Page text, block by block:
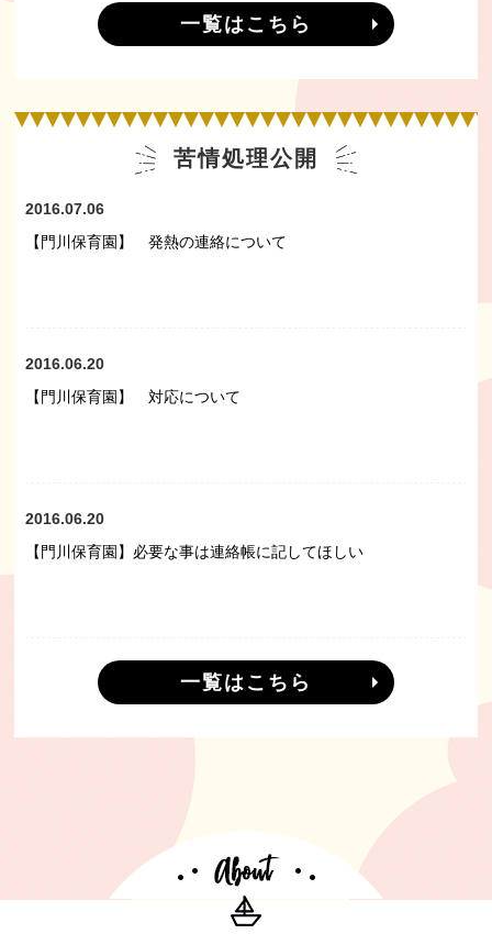
一覧はこちら
苦情処理公開
2016.07.06
【門川保育園】 発熱の連絡について
2016.06.20
【門川保育園】 対応について
2016.06.20
【門川保育園】必要な事は連絡帳に記してほしい
一覧はこちら